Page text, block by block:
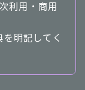
利用・商用
明記してく